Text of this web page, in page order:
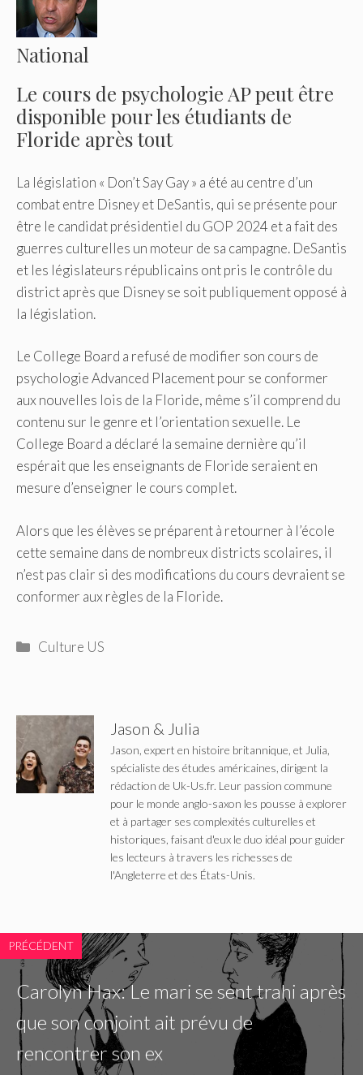
National
Le cours de psychologie AP peut être
disponible pour les étudiants de
Floride après tout
La législation « Don’t Say Gay » a été au centre d’un
combat entre Disney et DeSantis, qui se présente pour
être le candidat présidentiel du GOP 2024 et a fait des
guerres culturelles un moteur de sa campagne. DeSantis
et les législateurs républicains ont pris le contrôle du
district après que Disney se soit publiquement opposé à
la législation.
Le College Board a refusé de modifier son cours de
psychologie Advanced Placement pour se conformer
aux nouvelles lois de la Floride, même s’il comprend du
contenu sur le genre et l’orientation sexuelle. Le
College Board a déclaré la semaine dernière qu’il
espérait que les enseignants de Floride seraient en
mesure d’enseigner le cours complet.
Alors que les élèves se préparent à retourner à l’école
cette semaine dans de nombreux districts scolaires, il
n’est pas clair si des modifications du cours devraient se
conformer aux règles de la Floride.
Catégories
Culture US
Jason & Julia
Jason, expert en histoire britannique, et Julia,
spécialiste des études américaines, dirigent la
rédaction de Uk-Us.fr. Leur passion commune
pour le monde anglo-saxon les pousse à explorer
et à partager ses complexités culturelles et
historiques, faisant d'eux le duo idéal pour guider
les lecteurs à travers les richesses de
l'Angleterre et des États-Unis.
PRÉCÉDENT
Carolyn Hax: Le mari se sent trahi après
que son conjoint ait prévu de
rencontrer son ex